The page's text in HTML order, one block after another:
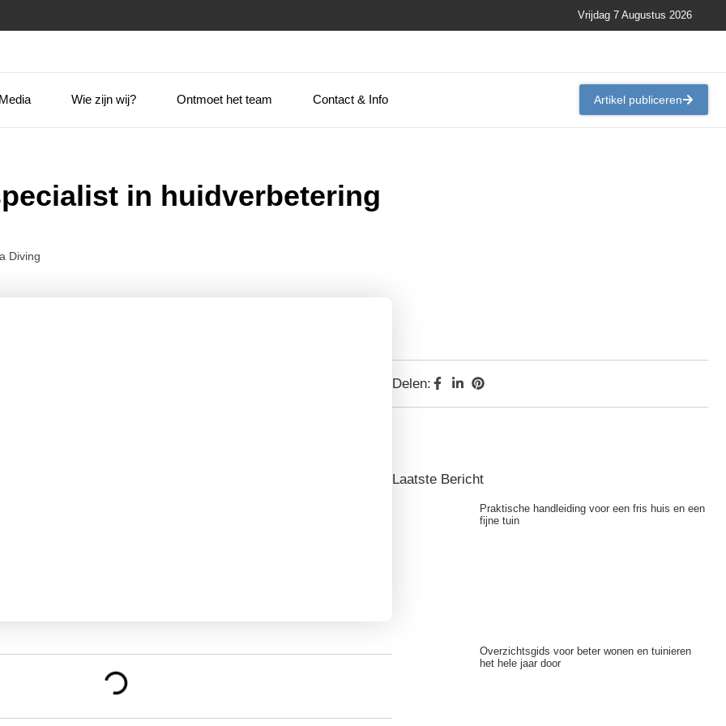
Vrijdag 7 Augustus 2026
Wie zijn wij? Ontmoet het team Contact & Info Artikel publiceren
in huidverbetering
Diving
Delen:
Laatste Bericht
Praktische handleiding voor een fris huis en een
fijne tuin
Overzichtsgids voor beter wonen en tuinieren
het hele jaar door